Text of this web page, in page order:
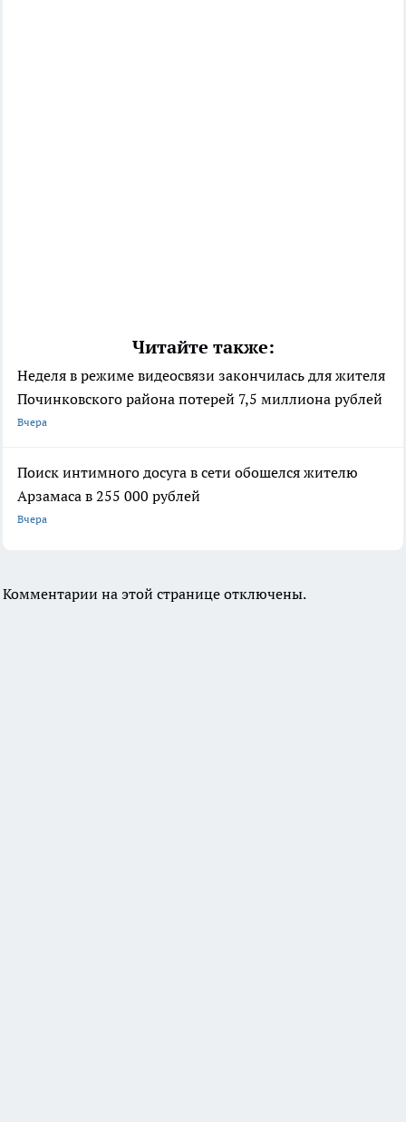
Читайте также:
Неделя в режиме видеосвязи закончилась для жителя
Починковского района потерей 7,5 миллиона рублей
Вчера
Поиск интимного досуга в сети обошелся жителю
Арзамаса в 255 000 рублей
Вчера
Комментарии на этой странице отключены.